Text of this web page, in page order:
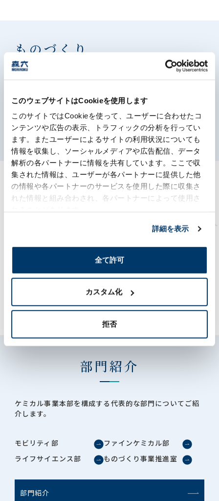
このウェブサイトはCookieを使用します
このサイトではCookieを使って、ユーザーに合わせたコ
ンテンツや広告の表示、トラフィックの分析を行ってい
ます。またユーザーによるサイトの利用状況についても
情報を収集し、ソーシャルメディアや広告配信、データ
解析の各パートナーに情報を共有しています。ここで収
集された情報は、ユーザーが各パートナーに提供した他
の情報や各パートナーのサービスを使用した際に収集さ
れた情報と組み合わされ、各パートナーによって使用さ
詳細を表示
全て許可
カスタム化
拒否
ものづくり
森六グループは総力を挙げて、お客様のニーズに応える
ものづくり
森六のものづくり
多層フィルムの製造・販売（四国化工）
化学品の製造受託（五興化成）
低温粉砕（アイ・エム・マテリアル）
農業資材・農産物販売（森六アグリ）
押出成形品の製造（中部化学）
自動二輪外装部品の製造（ファブレス）
Solution
ソリューション事例
商社機能
グローバル展開
ソリューション事列
部門紹介
ケミカル事業本部を構成する代表的な部門についてご紹
介します。
モビリティ部
ファインケミカル部
ライフサイエンス部
ものづくり事業推進室
部門紹介